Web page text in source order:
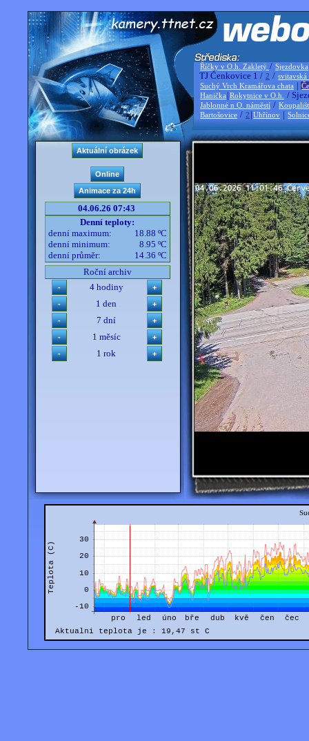
Říčky v O.h. Zakletý / Sjezdovka
TJ Čenkovice 1 / 2 / svitavská
Suchý Vrch Kramářova chata |
Hanička |Rokytnice v O.h. /
Jablonné n O. náměstí /
Bartošovice / 2 |Uhřínov |
04.06.26 07:43
Denní teploty:
denní maximum:
18.88 ºC
denní minimum:
8.95 ºC
denní průměr:
14.36 ºC
Roční archiv
4 hodiny
1 den
7 dní
1 měsíc
1 rok